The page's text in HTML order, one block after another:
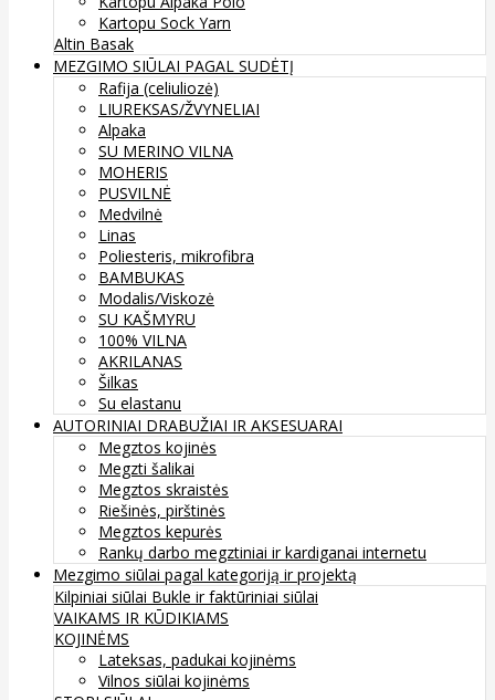
Kartopu Sock Yarn
Altin Basak
MEZGIMO SIŪLAI PAGAL SUDĖTĮ
Rafija (celiuliozė)
LIUREKSAS/ŽVYNELIAI
Alpaka
SU MERINO VILNA
MOHERIS
PUSVILNĖ
Medvilnė
Linas
Poliesteris, mikrofibra
BAMBUKAS
Modalis/Viskozė
SU KAŠMYRU
100% VILNA
AKRILANAS
Šilkas
Su elastanu
AUTORINIAI DRABUŽIAI IR AKSESUARAI
Megztos kojinės
Megzti šalikai
Megztos skraistės
Riešinės, pirštinės
Megztos kepurės
Rankų darbo megztiniai ir kardiganai internetu
Mezgimo siūlai pagal kategoriją ir projektą
Kilpiniai siūlai Bukle ir faktūriniai siūlai
VAIKAMS IR KŪDIKIAMS
KOJINĖMS
Lateksas, padukai kojinėms
Vilnos siūlai kojinėms